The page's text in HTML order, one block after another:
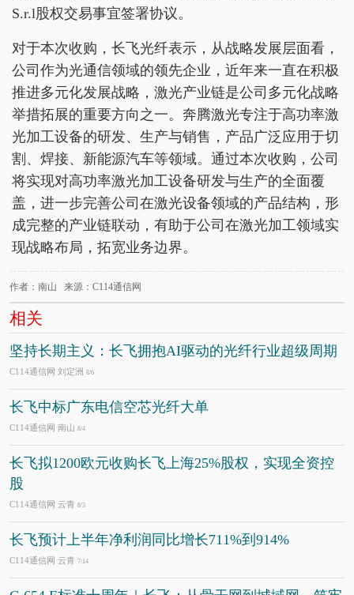
S.r.l股权交易事宜签署协议。
对于本次收购，长飞光纤表示，从战略发展层面看，
公司作为光通信领域的领先企业，近年来一直在积极
推进多元化发展战略，激光产业链是公司多元化战略
举措拓展的重要方向之一。奔腾激光专注于高功率激
光加工设备的研发、生产与销售，产品广泛应用于切
割、焊接、新能源汽车等领域。通过本次收购，公司
将实现对高功率激光加工设备研发与生产的全面覆
盖，进一步完善公司在激光设备领域的产品结构，形
成完整的产业链联动，有助于公司在激光加工领域实
现战略布局，拓宽业务边界。
作者：南山 来源：C114通信网
相关
坚持长期主义：长飞拥抱AI驱动的光纤行业超级周期
C114通信网 刘定洲 8/6
长飞中标广东电信空芯光纤大单
C114通信网 南山 8/4
长飞拟1200欧元收购长飞上海25%股权，实现全资控
股
C114通信网 云青 8/3
长飞预计上半年净利润同比增长711%到914%
C114通信网 云青 7/14